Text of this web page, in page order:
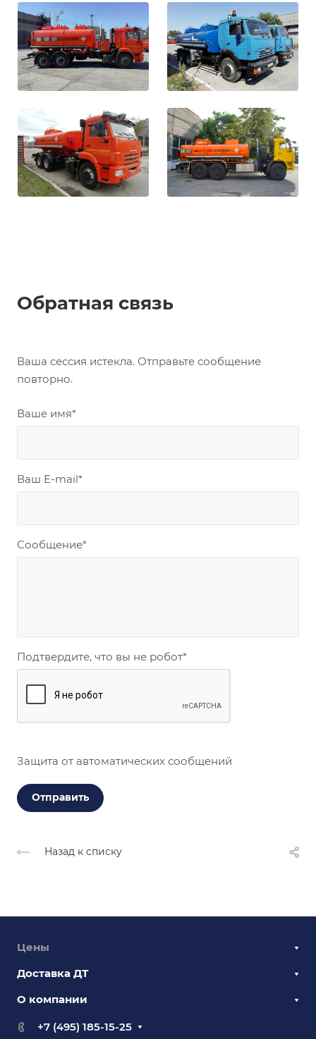
Обратная связь
Ваша сессия истекла. Отправьте сообщение
повторно.
Ваше имя*
Ваш E-mail*
Сообщение*
Подтвердите, что вы не робот*
Защита от автоматических сообщений
Назад к списку
Цены
Доставка ДТ
О компании
+7 (495) 185-15-25